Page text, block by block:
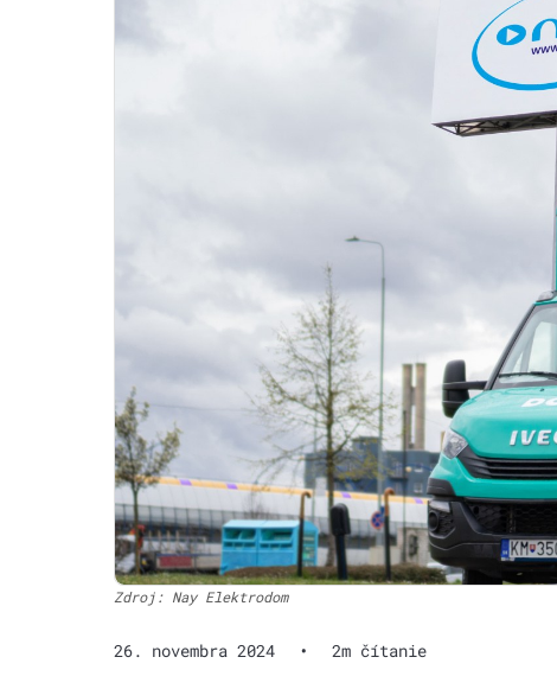
Zdroj: Nay Elektrodom
26. novembra 2024 • 2m čítanie